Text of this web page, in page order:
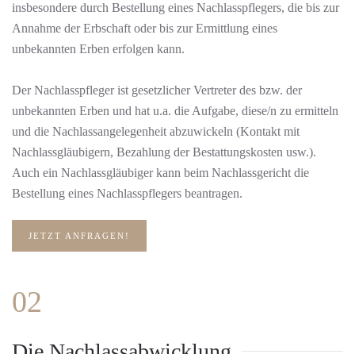
insbesondere durch Bestellung eines Nachlasspflegers, die bis zur
Annahme der Erbschaft oder bis zur Ermittlung eines
unbekannten Erben erfolgen kann.
Der Nachlasspfleger ist gesetzlicher Vertreter des bzw. der
unbekannten Erben und hat u.a. die Aufgabe, diese/n zu ermitteln
und die Nachlassangelegenheit abzuwickeln (Kontakt mit
Nachlassgläubigern, Bezahlung der Bestattungskosten usw.).
Auch ein Nachlassgläubiger kann beim Nachlassgericht die
Bestellung eines Nachlasspflegers beantragen.
JETZT ANFRAGEN!
02